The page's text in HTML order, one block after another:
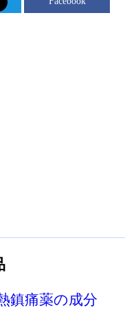
鎮痛薬の成分